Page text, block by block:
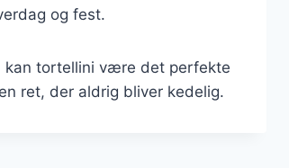
og fest.
kan tortellini være det perfekte
ret, der aldrig bliver kedelig.